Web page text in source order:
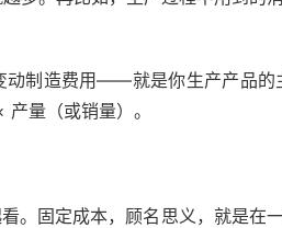
制造费用——就是你生产产品的
量（或销量）。
。固定成本，顾名思义，就是在